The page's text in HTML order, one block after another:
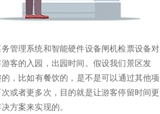
管理系统和智能硬件设备闸机检票设备对
客的入园，出园时间。假设我们景区发
，比如有餐饮的，是不是可以通过其他项
或者更多次，目的就是让游客停留时间更
方案来实现的。